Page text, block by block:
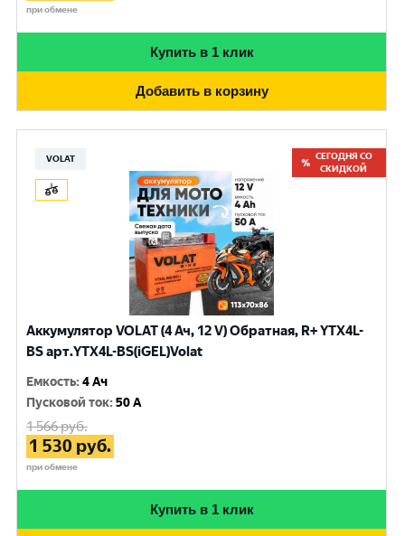
при обмене
Купить в 1 клик
Добавить в корзину
VOLAT
СЕГОДНЯ СО
СКИДКОЙ
Аккумулятор VOLAT (4 Ач, 12 V) Обратная, R+ YTX4L-
BS арт.YTX4L-BS(iGEL)Volat
Емкость:4 Ач
Пусковой ток:50 A
1 566руб.
1 530 руб.
при обмене
Купить в 1 клик